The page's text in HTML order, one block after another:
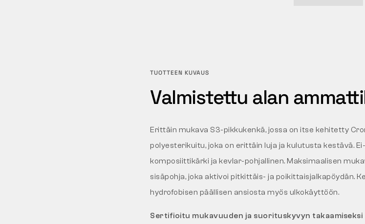
TUOTTEEN KUVAUS
Valmistettu alan
Erittäin mukava S3-pikkukenkä, jossa on itse kehitetty
polyesterikuitu, joka on erittäin luja ja kulutusta kestävä.
komposiittikärki ja kevlar-pohjallinen. Maksimaalisen
sisäpohja, joka aktivoi pitkittäis- ja poikittaisjalkapöydän.
hydrofobisen päällisen ansiosta myös ulkokäyttöön.
Sertifioitu mukavuuden ja suorituskyvyn takaamiseksi